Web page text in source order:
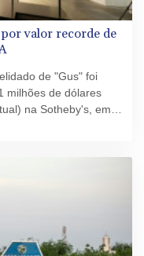
valor recorde de
de "Gus" foi
milhões de dólares
na Sotheby's, em
entre sete